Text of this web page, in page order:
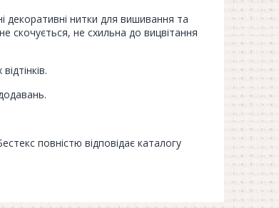
декоративні нитки для вишивання та
скочується, не схильна до вицвітання
повністю відповідає каталогу